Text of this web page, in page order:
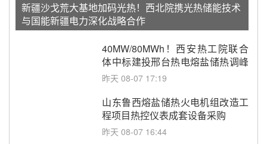
新疆沙戈荒大基地加码光热！西北院携光热储能技术
与国能新疆电力深化战略合作
40MW/80MWh！西安热工院联合
体中标建投邢台热电熔盐储热调峰
调频改造EPC项目
昨天 08-07 17:19
山东鲁西熔盐储热火电机组改造工
程项目热控仪表成套设备采购
昨天 08-07 16:44